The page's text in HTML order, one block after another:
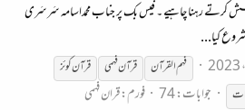
رہنا چاہیے ۔ فیس بک پر جناب محمداسامہ سَرسَری
کیا...
فہم القرآن قرآنفہمی قرآنکوئز
جوابات: 74 فورم:قران فہمی